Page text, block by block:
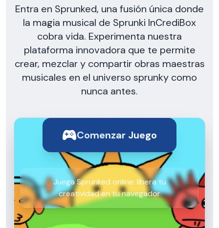
Entra en Sprunked, una fusión única donde
la magia musical de Sprunki InCrediBox
cobra vida. Experimenta nuestra
plataforma innovadora que te permite
crear, mezclar y compartir obras maestras
musicales en el universo sprunky como
nunca antes.
Comenzar Juego
Juega Sprunked online: libera tu
creatividad en tu navegador